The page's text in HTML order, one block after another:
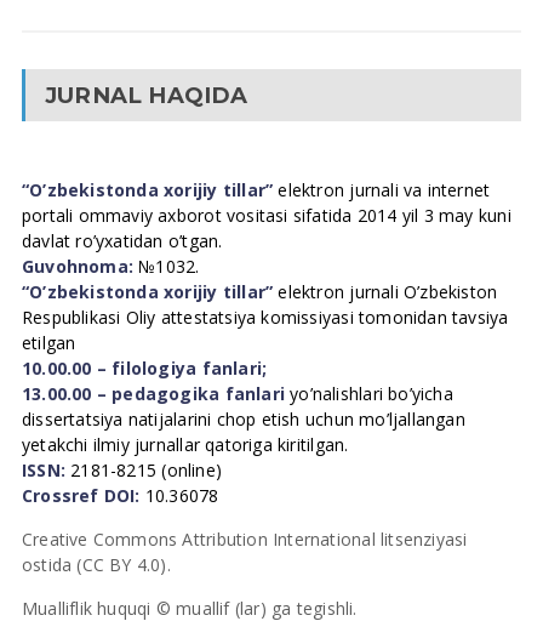
JURNAL HAQIDA
“O’zbekistonda xorijiy tillar” elektron jurnali va internet
portali ommaviy axborot vositasi sifatida 2014 yil 3 may kuni
davlat ro’yxatidan o’tgan.
Guvohnoma: №1032.
“O’zbekistonda xorijiy tillar” elektron jurnali O’zbekiston
Respublikasi Oliy attestatsiya komissiyasi tomonidan tavsiya
etilgan
10.00.00 – filologiya fanlari;
13.00.00 – pedagogika fanlari yo’nalishlari bo’yicha
dissertatsiya natijalarini chop etish uchun mo’ljallangan
yetakchi ilmiy jurnallar qatoriga kiritilgan.
ISSN: 2181-8215 (online)
Crossref DOI: 10.36078
Creative Commons Attribution International litsenziyasi
ostida (CC BY 4.0).
Mualliflik huquqi © muallif (lar) ga tegishli.